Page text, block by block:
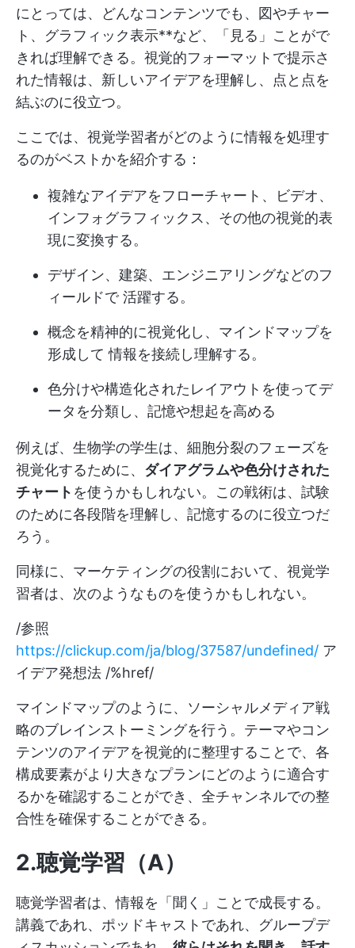
にとっては、どんなコンテンツでも、図やチャー
ト、グラフィック表示**など、「見る」ことがで
きれば理解できる。視覚的フォーマットで提示さ
れた情報は、新しいアイデアを理解し、点と点を
結ぶのに役立つ。
ここでは、視覚学習者がどのように情報を処理す
るのがベストかを紹介する：
複雑なアイデアをフローチャート、ビデオ、
インフォグラフィックス、その他の視覚的表
現に変換する。
デザイン、建築、エンジニアリングなどのフ
ィールドで 活躍する。
概念を精神的に視覚化し、マインドマップを
形成して 情報を接続し理解する。
色分けや構造化されたレイアウトを使ってデ
ータを分類し、記憶や想起を高める
例えば、生物学の学生は、細胞分裂のフェーズを
視覚化するために、 ダイアグラムや色分けされた
チャート を使うかもしれない。この戦術は、試験
のために各段階を理解し、記憶するのに役立つだ
ろう。
同様に、マーケティングの役割において、視覚学
習者は、次のようなものを使うかもしれない。
/参照
https://clickup.com/ja/blog/37587/undefined/ ア
イデア発想法 /%href/
マインドマップのように、ソーシャルメディア戦
略のブレインストーミングを行う。テーマやコン
テンツのアイデアを視覚的に整理することで、各
構成要素がより大きなプランにどのように適合す
るかを確認することができ、全チャンネルでの整
合性を確保することができる。
2.聴覚学習（A）
聴覚学習者は、情報を「聞く」ことで成長する。
講義であれ、ポッドキャストであれ、グループデ